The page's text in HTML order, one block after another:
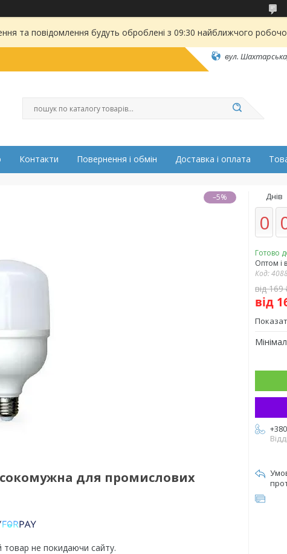
та повідомлення будуть оброблені з 09:30 найближчого
вул.
Контакти Повернення і обмін Доставка і оплата
–5%
для промислових
товар не покидаючи сайту.
Днів
0
Готово
Оптом і
Код:
від 169
від